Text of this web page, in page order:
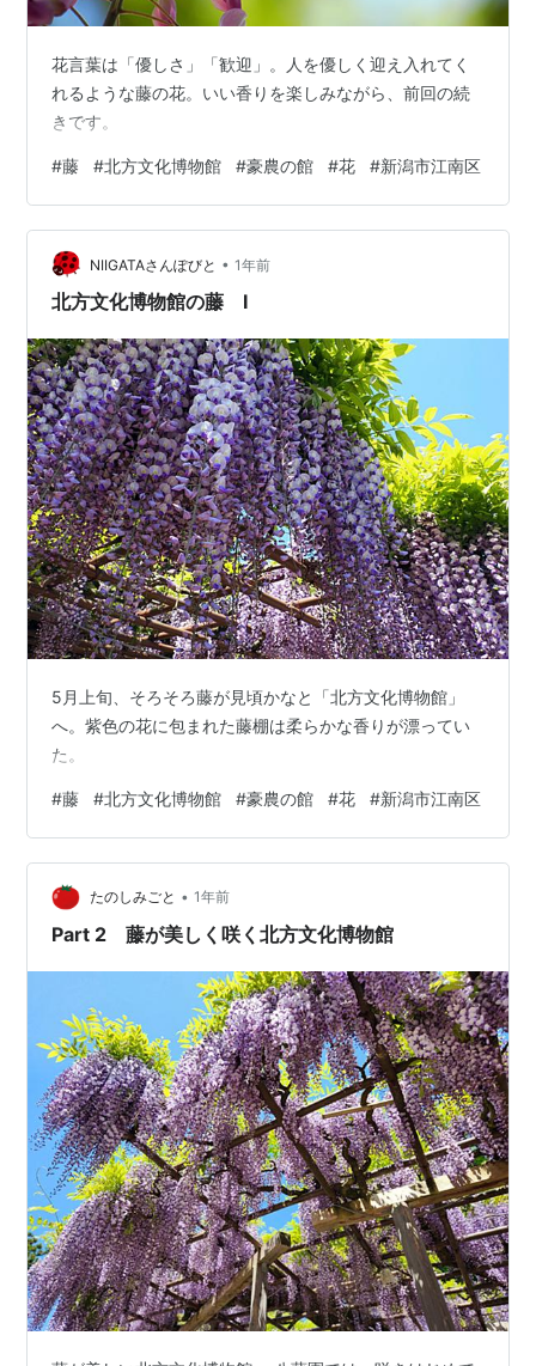
花言葉は「優しさ」「歓迎」。人を優しく迎え入れてく
れるような藤の花。いい香りを楽しみながら、前回の続
きです。
#藤 #北方文化博物館 #豪農の館 #花 #新潟市江南区
NIIGATAさんぽびと • 1年前
北方文化博物館の藤 Ⅰ
5月上旬、そろそろ藤が見頃かなと「北方文化博物館」
へ。紫色の花に包まれた藤棚は柔らかな香りが漂ってい
た。
#藤 #北方文化博物館 #豪農の館 #花 #新潟市江南区
たのしみごと • 1年前
Part 2 藤が美しく咲く北方文化博物館